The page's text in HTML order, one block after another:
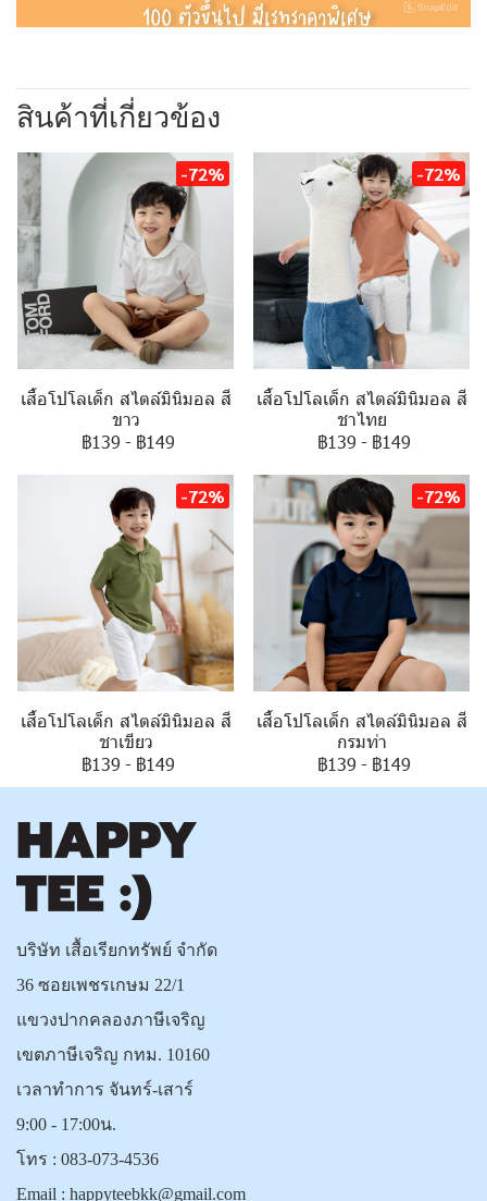
สินค้าที่เกี่ยวข้อง
-72%
เสื้อโปโลเด็ก สไตล์มินิมอล สี
ขาว
฿139 - ฿149
-72%
เสื้อโปโลเด็ก สไตล์มินิมอล สี
ชาไทย
฿139 - ฿149
-72%
เสื้อโปโลเด็ก สไตล์มินิมอล สี
ชาเขียว
฿139 - ฿149
-72%
เสื้อโปโลเด็ก สไตล์มินิมอล สี
กรมท่า
฿139 - ฿149
บริษัท เสื้อเรียกทรัพย์ จำกัด
36 ซอยเพชรเกษม 22/1
แขวงปากคลองภาษีเจริญ
เขตภาษีเจริญ กทม. 10160
เวลาทำการ จันทร์-เสาร์
9:00 - 17:00น.
โทร : 083-073-4536
Email : happyteebkk@gmail.com